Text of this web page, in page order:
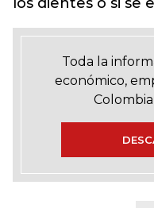
Toda la
económico,